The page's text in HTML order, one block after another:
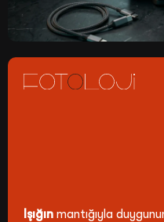
Işığın mantığıyla